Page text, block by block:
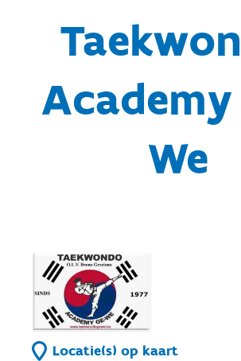
Academy
We
Locatie(s) op kaart